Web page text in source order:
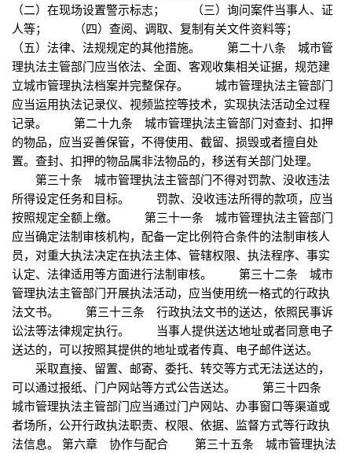
（二）在现场设置警示标志； （三）询问案件当事人、证
人等； （四）查阅、调取、复制有关文件资料等；
（五）法律、法规规定的其他措施。 第二十八条 城市管
理执法主管部门应当依法、全面、客观收集相关证据，规范建
立城市管理执法档案并完整保存。 城市管理执法主管部门
应当运用执法记录仪、视频监控等技术，实现执法活动全过程
记录。 第二十九条 城市管理执法主管部门对查封、扣押
的物品，应当妥善保管，不得使用、截留、损毁或者擅自处
置。查封、扣押的物品属非法物品的，移送有关部门处理。
第三十条 城市管理执法主管部门不得对罚款、没收违法
所得设定任务和目标。 罚款、没收违法所得的款项，应当
按照规定全额上缴。 第三十一条 城市管理执法主管部门
应当确定法制审核机构，配备一定比例符合条件的法制审核人
员，对重大执法决定在执法主体、管辖权限、执法程序、事实
认定、法律适用等方面进行法制审核。 第三十二条 城市
管理执法主管部门开展执法活动，应当使用统一格式的行政执
法文书。 第三十三条 行政执法文书的送达，依照民事诉
讼法等法律规定执行。 当事人提供送达地址或者同意电子
送达的，可以按照其提供的地址或者传真、电子邮件送达。
采取直接、留置、邮寄、委托、转交等方式无法送达的，
可以通过报纸、门户网站等方式公告送达。 第三十四条
城市管理执法主管部门应当通过门户网站、办事窗口等渠道或
者场所，公开行政执法职责、权限、依据、监督方式等行政执
法信息。 第六章 协作与配合 第三十五条 城市管理执法